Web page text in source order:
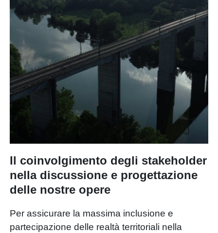
Infrastrutture RFI e Italferr, e in
collaborazione con il Ministero
delle Infrastrutture e dei Trasporti,
che “dà voce” a oltre 30 Opere
Strategiche in tutto il Paese.
L'Italia del futuro è in corso!
Il coinvolgimento degli stakeholder
nella discussione e progettazione
delle nostre opere
Per assicurare la massima inclusione e
partecipazione delle realtà territoriali nella